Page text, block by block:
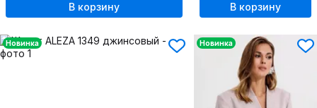
В корзину В корзину
Новинка Новинка